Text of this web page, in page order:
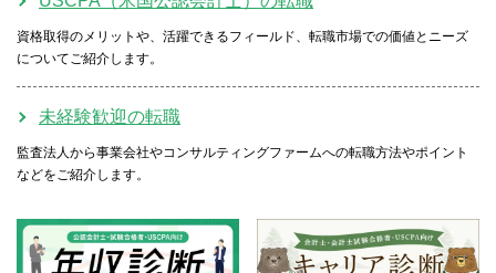
資格取得のメリットや、活躍できるフィールド、転職市場での価値とニーズ
についてご紹介します。
未経験歓迎の転職
監査法人から事業会社やコンサルティングファームへの転職方法やポイント
などをご紹介します。